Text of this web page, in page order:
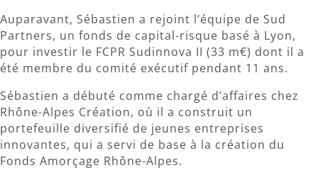
Auparavant, Sébastien a rejoint l’équipe de Sud
Partners, un fonds de capital-risque basé à Lyon,
pour investir le FCPR Sudinnova II (33 m€) dont il a
été membre du comité exécutif pendant 11 ans.
Sébastien a débuté comme chargé d’affaires chez
Rhône-Alpes Création, où il a construit un
portefeuille diversifié de jeunes entreprises
innovantes, qui a servi de base à la création du
Fonds Amorçage Rhône-Alpes.